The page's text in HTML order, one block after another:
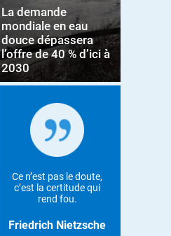
La demande
mondiale en eau
douce dépassera
l’offre de 40 % d’ici à
2030
Ce n’est pas le doute,
c’est la certitude qui
rend fou.
Friedrich Nietzsche